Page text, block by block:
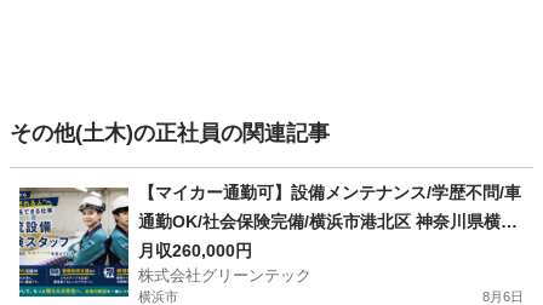
その他(土木)の正社員の関連記事
【マイカー通勤可】設備メンテナンス/学歴不問/車
通勤OK/社会保険完備/横浜市港北区 神奈川県横浜
市港北区(新横浜)設備管理
月収260,000円
株式会社グリーンテック
横浜市 8月6日